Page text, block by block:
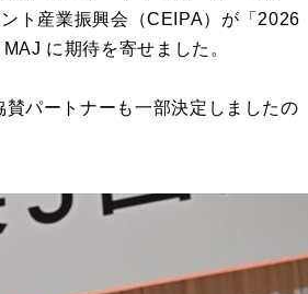
ト産業振興会（CEIPA）が「2026
に期待を寄せました。
パートナーも一部決定しましたの